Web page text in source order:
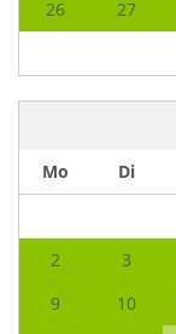
26
27
Mo
Di
2
3
9
10